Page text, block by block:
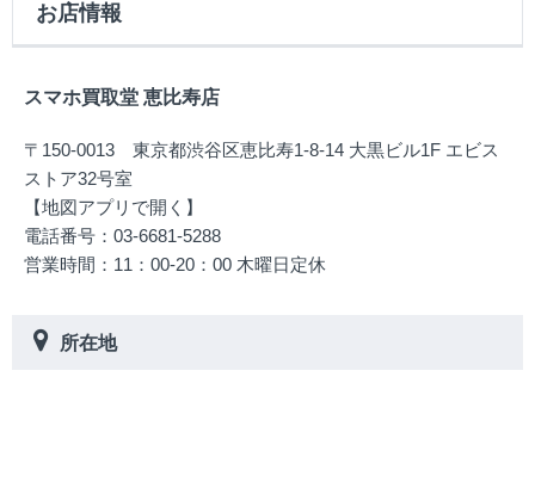
お店情報
スマホ買取堂 恵比寿店
〒150-0013 東京都渋谷区恵比寿1-8-14 大黒ビル1F エビス
ストア32号室
【地図アプリで開く】
電話番号：03-6681-5288
営業時間：11：00-20：00 木曜日定休
所在地